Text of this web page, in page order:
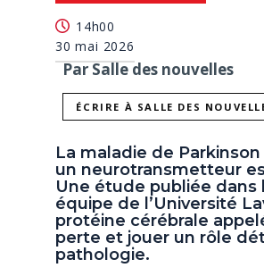
14h00
30 mai 2026
Par Salle des nouvelles
ÉCRIRE À SALLE DES
La maladie de
un neurotransmetteur
Une étude publiée dans
équipe de l’Université
protéine cérébrale
perte et jouer un rôle
pathologie.